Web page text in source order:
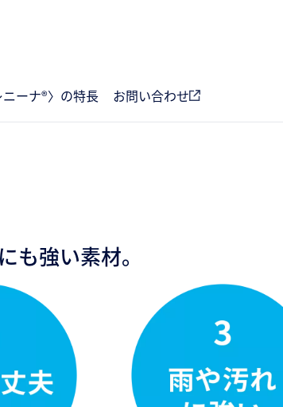
ニーナ®〉の特長 お問い合わせ
も強い素材。